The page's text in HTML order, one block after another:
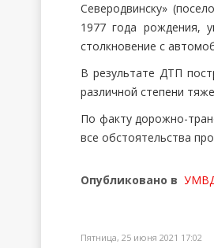
Северодвинску»
1977 года рождения,
столкновение с
В результате ДТП
различной степени
По факту дорожно-
все обстоятельства
Опубликовано в
Пятница, 25 июня 2021 17:02